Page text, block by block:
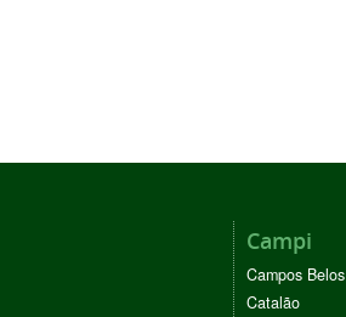
Campi
Campos Belos
Catalão